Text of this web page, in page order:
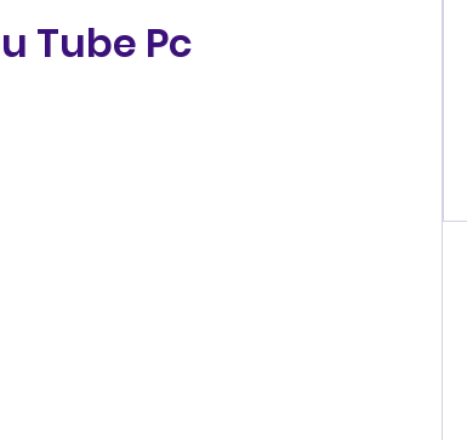
Tube Pc